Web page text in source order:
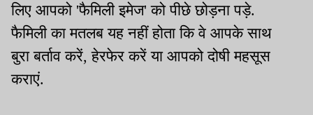
लिए आपको 'फैमिली इमेज' को पीछे छोड़ना पड़े.
फैमिली का मतलब यह नहीं होता कि वे आपके साथ
बुरा बर्ताव करें, हेरफेर करें या आपको दोषी महसूस
कराएं.